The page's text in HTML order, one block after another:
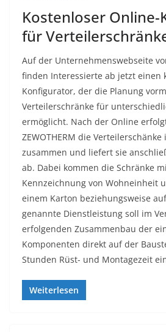
Kostenloser
für
Auf der Unternehmenswebseite
finden Interessierte ab jetzt einen
Konfigurator, der die Planung
Verteilerschränke für
ermöglicht. Nach der Online
ZEWOTHERM die
zusammen und liefert sie
ab. Dabei kommen die Schränke
Kennzeichnung von Wohneinheit
einem Karton beziehungsweise
genannte Dienstleistung soll im
erfolgenden Zusammenbau der
Komponenten direkt auf der
Stunden Rüst- und Montagezeit
Weiterlesen